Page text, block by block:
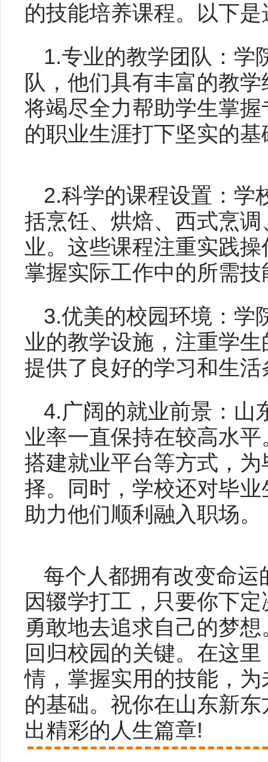
的技能培养课程。以下
1.专业的教学团队：学
队，他们具有丰富的教
将竭尽全力帮助学生掌
的职业生涯打下坚实的基
2.科学的课程设置：学
括烹饪、烘焙、西式烹
业。这些课程注重实践
掌握实际工作中的所需技
3.优美的校园环境：学
业的教学设施，注重学
提供了良好的学习和生活
4.广阔的就业前景：山
业率一直保持在较高水
搭建就业平台等方式，
择。同时，学校还对毕
助力他们顺利融入职场。
每个人都拥有改变命
因辍学打工，只要你下
勇敢地去追求自己的梦
回归校园的关键。在这
情，掌握实用的技能，
的基础。祝你在山东新
出精彩的人生篇章!